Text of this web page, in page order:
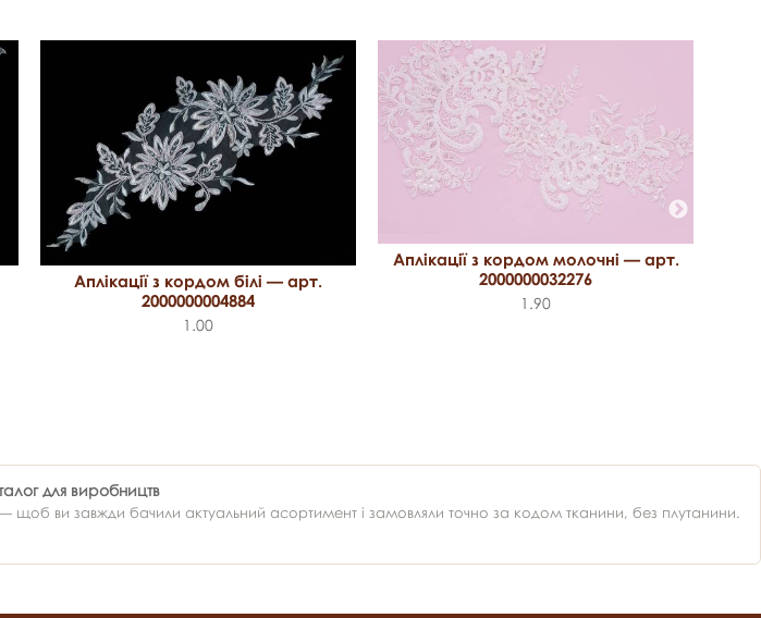
Аплікації з кордом білі — арт.
2000000004884
1.00
Аплікації з кордом молочні — арт.
2000000032276
1.90
для виробництв
ви завжди бачили актуальний асортимент і замовляли точно за кодом тканини, без плутанини.